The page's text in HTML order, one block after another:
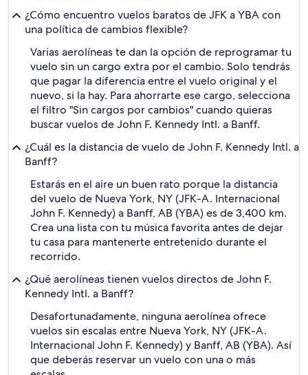
¿Cómo encuentro vuelos baratos de JFK a YBA con
una política de cambios flexible?
Varias aerolíneas te dan la opción de reprogramar tu
vuelo sin un cargo extra por el cambio. Solo tendrás
que pagar la diferencia entre el vuelo original y el
nuevo, si la hay. Para ahorrarte ese cargo, selecciona
el filtro "Sin cargos por cambios" cuando quieras
buscar vuelos de John F. Kennedy Intl. a Banff.
¿Cuál es la distancia de vuelo de John F. Kennedy Intl. a
Banff?
Estarás en el aire un buen rato porque la distancia
del vuelo de Nueva York, NY (JFK-A. Internacional
John F. Kennedy) a Banff, AB (YBA) es de 3,400 km.
Crea una lista con tu música favorita antes de dejar
tu casa para mantenerte entretenido durante el
recorrido.
¿Qué aerolíneas tienen vuelos directos de John F.
Kennedy Intl. a Banff?
Desafortunadamente, ninguna aerolínea ofrece
vuelos sin escalas entre Nueva York, NY (JFK-A.
Internacional John F. Kennedy) y Banff, AB (YBA). Así
que deberás reservar un vuelo con una o más